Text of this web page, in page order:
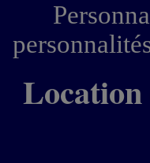
Location